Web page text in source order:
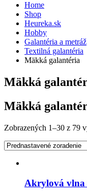
Home
Shop
Heureka.sk
Hobby
Galantéria a metráž
Textilná galantéria
Mäkká galantéria
Mäkká
Mäkká
Zobrazených 1–30 z 79
Akrylová vlna